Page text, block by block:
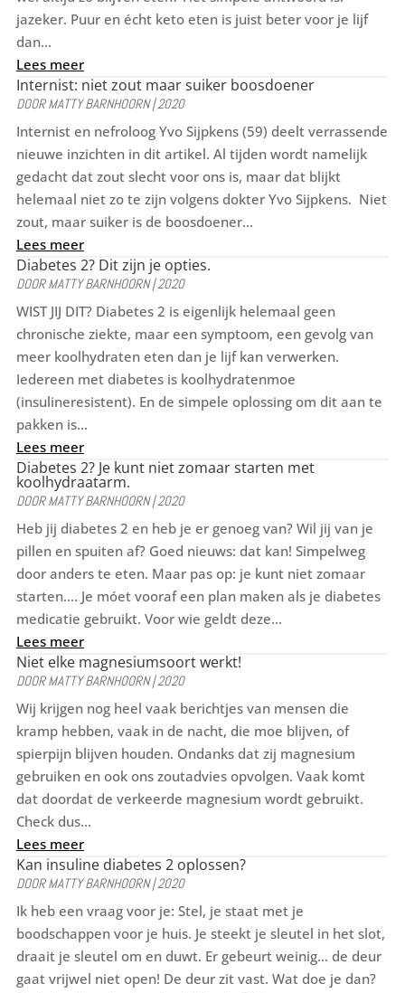
jazeker. Puur en écht keto eten is juist beter voor je lijf
dan...
Lees meer
Internist: niet zout maar suiker boosdoener
DOORMATTY BARNHOORN|2020
Internist en nefroloog Yvo Sijpkens (59) deelt verrassende
nieuwe inzichten in dit artikel. Al tijden wordt namelijk
gedacht dat zout slecht voor ons is, maar dat blijkt
helemaal niet zo te zijn volgens dokter Yvo Sijpkens. Niet
zout, maar suiker is de boosdoener...
Lees meer
Diabetes 2? Dit zijn je opties.
DOORMATTY BARNHOORN|2020
WIST JIJ DIT? Diabetes 2 is eigenlijk helemaal geen
chronische ziekte, maar een symptoom, een gevolg van
meer koolhydraten eten dan je lijf kan verwerken.
Iedereen met diabetes is koolhydratenmoe
(insulineresistent). En de simpele oplossing om dit aan te
pakken is...
Lees meer
Diabetes 2? Je kunt niet zomaar starten met
koolhydraatarm.
DOORMATTY BARNHOORN|2020
Heb jij diabetes 2 en heb je er genoeg van? Wil jij van je
pillen en spuiten af? Goed nieuws: dat kan! Simpelweg
door anders te eten. Maar pas op: je kunt niet zomaar
starten.... Je móet vooraf een plan maken als je diabetes
medicatie gebruikt. Voor wie geldt deze...
Lees meer
Niet elke magnesiumsoort werkt!
DOORMATTY BARNHOORN|2020
Wij krijgen nog heel vaak berichtjes van mensen die
kramp hebben, vaak in de nacht, die moe blijven, of
spierpijn blijven houden. Ondanks dat zij magnesium
gebruiken en ook ons zoutadvies opvolgen. Vaak komt
dat doordat de verkeerde magnesium wordt gebruikt.
Check dus...
Lees meer
Kan insuline diabetes 2 oplossen?
DOORMATTY BARNHOORN|2020
Ik heb een vraag voor je: Stel, je staat met je
boodschappen voor je huis. Je steekt je sleutel in het slot,
draait je sleutel om en duwt. Er gebeurt weinig... de deur
gaat vrijwel niet open! De deur zit vast. Wat doe je dan?